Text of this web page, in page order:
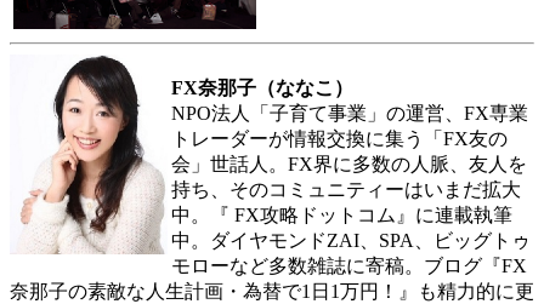
FX奈那子（ななこ）
NPO法人「子育て事業」の運営、FX専業
トレーダーが情報交換に集う「FX友の
会」世話人。FX界に多数の人脈、友人を
持ち、そのコミュニティーはいまだ拡大
中。『 FX攻略ドットコム』に連載執筆
中。ダイヤモンドZAI、SPA、ビッグトゥ
モローなど多数雑誌に寄稿。ブログ『FX
奈那子の素敵な人生計画・為替で1日1万円！』も精力的に更